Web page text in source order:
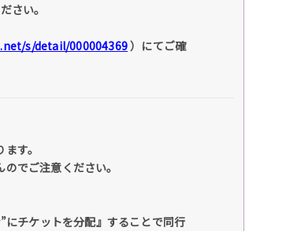
さい。
s/detail/000004369）にてご確
す。
でご注意ください。
チケットを分配』することで同行